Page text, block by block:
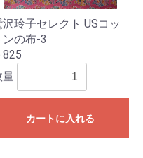
沢玲子セレクト USコッ
ンの布-3
825
量
カートに入れる